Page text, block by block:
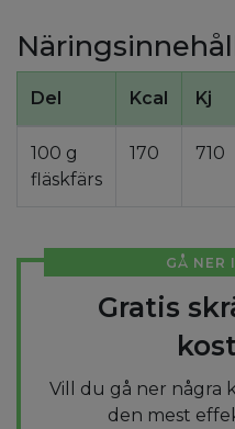
Del Kcal Kj
100 g
fläskfärs
170 710
GÅ NER
Gratis
Vill du gå ner några
den mest